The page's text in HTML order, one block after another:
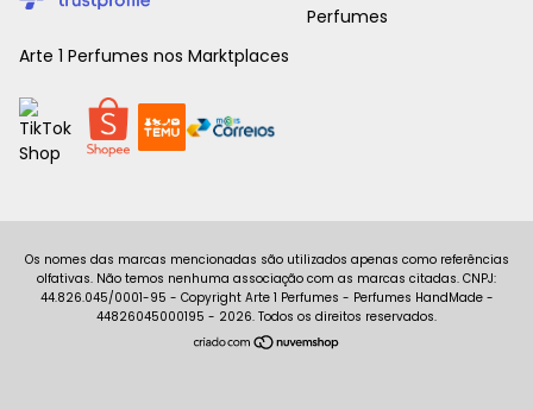
Arte 1 Perfumes nos Marktplaces
Copyright Arte 1 Perfumes - Perfumes HandMade -
44826045000195 - 2026. Todos os direitos reservados.